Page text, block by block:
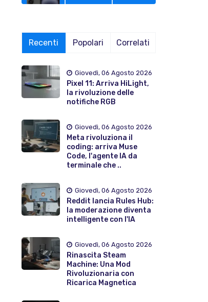
Recenti Popolari Correlati
Giovedì, 06 Agosto 2026
Pixel 11: Arriva HiLight,
la rivoluzione delle
notifiche RGB
Giovedì, 06 Agosto 2026
Meta rivoluziona il
coding: arriva Muse
Code, l'agente IA da
terminale che ..
Giovedì, 06 Agosto 2026
Reddit lancia Rules Hub:
la moderazione diventa
intelligente con l'IA
Giovedì, 06 Agosto 2026
Rinascita Steam
Machine: Una Mod
Rivoluzionaria con
Ricarica Magnetica